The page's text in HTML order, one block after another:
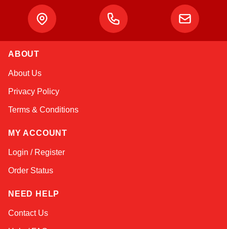
ABOUT
About Us
Privacy Policy
Terms & Conditions
MY ACCOUNT
Login / Register
Order Status
NEED HELP
Contact Us